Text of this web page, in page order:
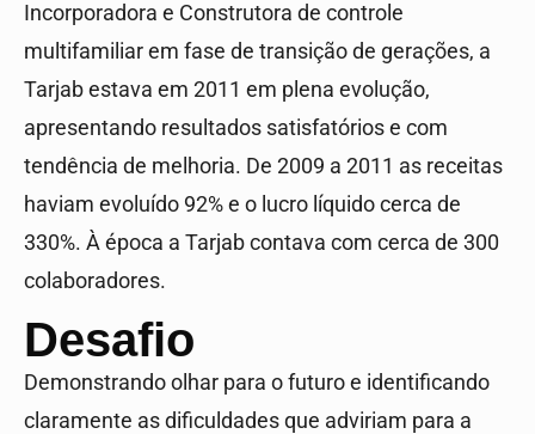
Incorporadora e Construtora de controle
multifamiliar em fase de transição de gerações, a
Tarjab estava em 2011 em plena evolução,
apresentando resultados satisfatórios e com
tendência de melhoria. De 2009 a 2011 as receitas
haviam evoluído 92% e o lucro líquido cerca de
330%. À época a Tarjab contava com cerca de 300
colaboradores.
Desafio
Demonstrando olhar para o futuro e identificando
claramente as dificuldades que adviriam para a